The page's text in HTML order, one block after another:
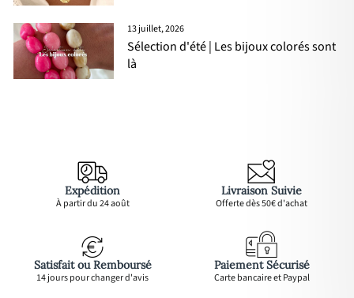
13 juillet, 2026
Sélection d'été | Les bijoux colorés sont
là
Expédition
À partir du 24 août
Livraison Suivie
Offerte dès 50€ d'achat
Satisfait ou Remboursé
14 jours pour changer d'avis
Paiement Sécurisé
Carte bancaire et Paypal